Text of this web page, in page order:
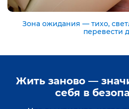
Зона ожидания — тихо,
перевести
Жить заново —
себя в